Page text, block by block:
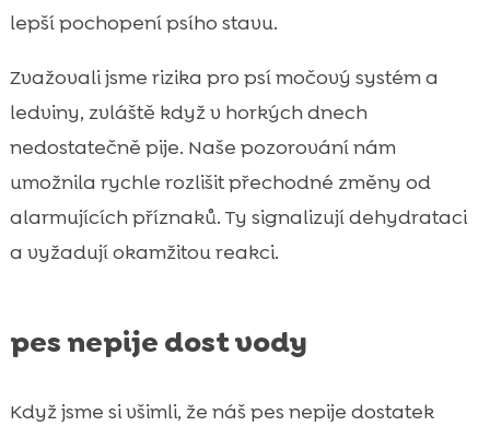
lepší pochopení psího stavu.
Zvažovali jsme rizika pro psí močový systém a
ledviny, zvláště když v horkých dnech
nedostatečně pije. Naše pozorování nám
umožnila rychle rozlišit přechodné změny od
alarmujících příznaků. Ty signalizují dehydrataci
a vyžadují okamžitou reakci.
pes nepije dost vody
Když jsme si všimli, že náš pes nepije dostatek